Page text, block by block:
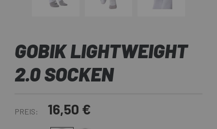
GOBIK LIGHTWEIGHT
2.0 SOCKEN
PREIS: 16,50 €